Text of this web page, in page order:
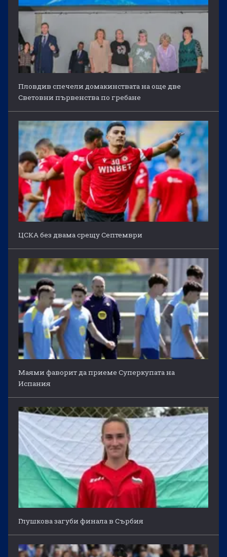
Пловдив спечели домакинствата на още две
Световни първенства по гребане
ЦСКА без двама срещу Септември
Маями фаворит да приеме Суперкупата на
Испания
Глушкова загуби финала в Сърбия